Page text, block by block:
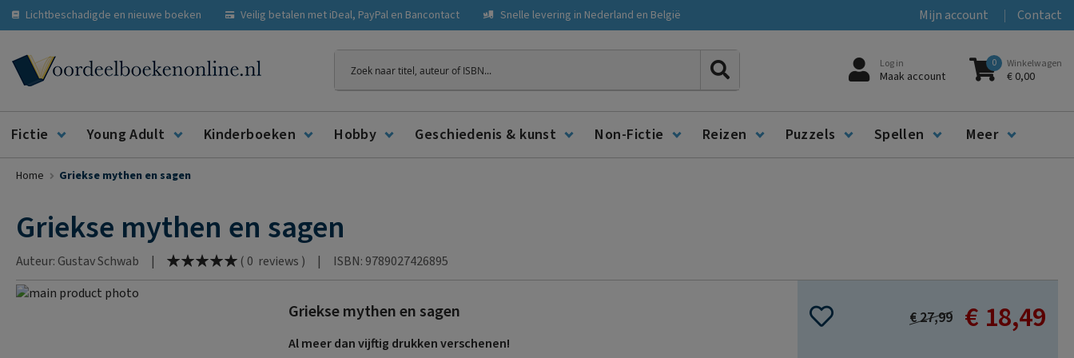
Lichtbeschadigde en nieuwe boeken Veilig betalen met iDeal, PayPal en Bancontact Snelle levering in Nederland en België Mijn account Contact
Zoeken
Log in
Maak account
0 Winkelwagen
€ 0,00
Fictie Young Adult Kinderboeken Hobby Geschiedenis & kunst Non-Fictie Reizen Puzzels Spellen Meer
Home Griekse mythen en sagen
Griekse mythen en sagen
Auteur: Gustav Schwab |
Waardering:
% of100
( 0 reviews ) |
ISBN: 9789027426895
Ga
Griekse mythen en sagen
Al meer dan vijftig drukken verschenen!
Special
€ 18,49
€ 27,99